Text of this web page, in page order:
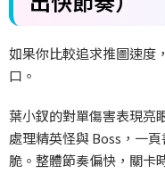
如果你比較追求推圖速度
口。
葉小釵的對單傷害表現亮
處理精英怪與 Boss ，一
脆。整體節奏偏快，關卡